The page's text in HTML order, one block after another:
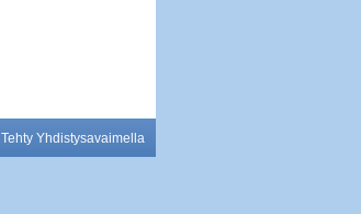
Tehty Yhdistysavaimella